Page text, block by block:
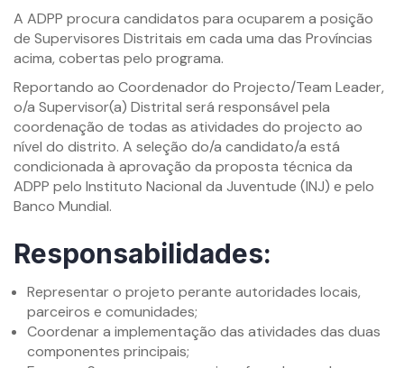
A ADPP procura candidatos para ocuparem a posição
de Supervisores Distritais em cada uma das Províncias
acima, cobertas pelo programa.
Reportando ao Coordenador do Projecto/Team Leader,
o/a Supervisor(a) Distrital será responsável pela
coordenação de todas as atividades do projecto ao
nível do distrito. A seleção do/a candidato/a está
condicionada à aprovação da proposta técnica da
ADPP pelo Instituto Nacional da Juventude (INJ) e pelo
Banco Mundial.
Responsabilidades:
Representar o projeto perante autoridades locais,
parceiros e comunidades;
Coordenar a implementação das atividades das duas
componentes principais;